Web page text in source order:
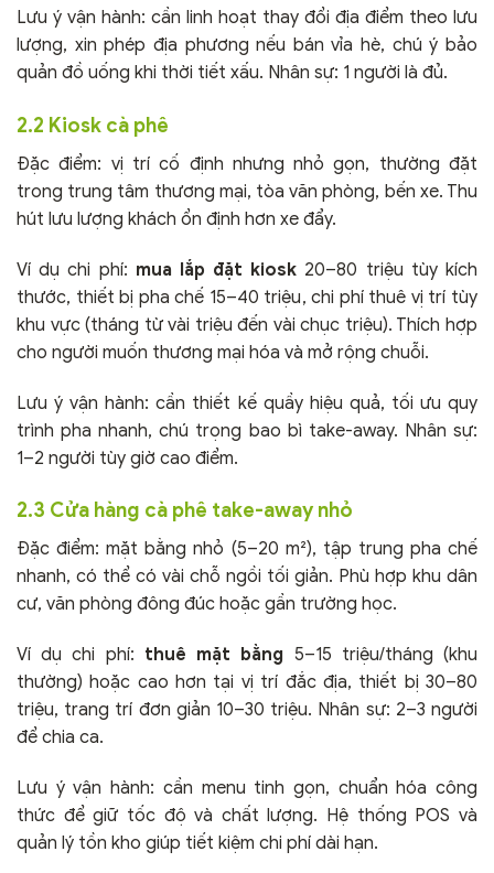
Lưu ý vận hành: cần linh hoạt thay đổi địa điểm theo lưu
lượng, xin phép địa phương nếu bán vỉa hè, chú ý bảo
quản đồ uống khi thời tiết xấu. Nhân sự: 1 người là đủ.
2.2 Kiosk cà phê
Đặc điểm: vị trí cố định nhưng nhỏ gọn, thường đặt
trong trung tâm thương mại, tòa văn phòng, bến xe. Thu
hút lưu lượng khách ổn định hơn xe đẩy.
Ví dụ chi phí: mua lắp đặt kiosk 20–80 triệu tùy kích
thước, thiết bị pha chế 15–40 triệu, chi phí thuê vị trí tùy
khu vực (tháng từ vài triệu đến vài chục triệu). Thích hợp
cho người muốn thương mại hóa và mở rộng chuỗi.
Lưu ý vận hành: cần thiết kế quầy hiệu quả, tối ưu quy
trình pha nhanh, chú trọng bao bì take-away. Nhân sự:
1–2 người tùy giờ cao điểm.
2.3 Cửa hàng cà phê take-away nhỏ
Đặc điểm: mặt bằng nhỏ (5–20 m²), tập trung pha chế
nhanh, có thể có vài chỗ ngồi tối giản. Phù hợp khu dân
cư, văn phòng đông đúc hoặc gần trường học.
Ví dụ chi phí: thuê mặt bằng 5–15 triệu/tháng (khu
thường) hoặc cao hơn tại vị trí đắc địa, thiết bị 30–80
triệu, trang trí đơn giản 10–30 triệu. Nhân sự: 2–3 người
để chia ca.
Lưu ý vận hành: cần menu tinh gọn, chuẩn hóa công
thức để giữ tốc độ và chất lượng. Hệ thống POS và
quản lý tồn kho giúp tiết kiệm chi phí dài hạn.